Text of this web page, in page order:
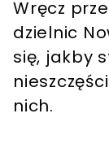
Wręcz
dzielnic
się, jakby
nich.